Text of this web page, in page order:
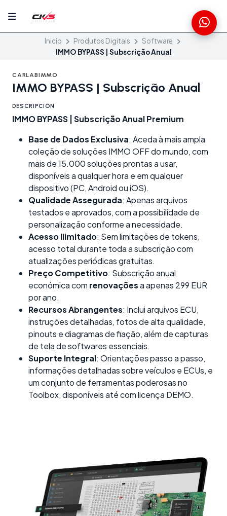
Inicio Produtos Digitais
Software
IMMO BYPASS | Subscrição Anual
CARLABIMMO
IMMO BYPASS | Subscrição Anual
DESCRIPCIÓN
IMMO BYPASS | Subscrição Anual Premium
Base de Dados Exclusiva: Aceda à mais ampla
coleção de soluções IMMO OFF do mundo, com
mais de 15.000 soluções prontas a usar,
disponíveis a qualquer hora e em qualquer
dispositivo (PC, Android ou iOS).
Qualidade Assegurada: Apenas arquivos
testados e aprovados, com a possibilidade de
personalização conforme a necessidade.
Acesso Ilimitado: Sem limitações de tokens,
acesso total durante toda a subscrição com
atualizações periódicas gratuitas.
Preço Competitivo: Subscrição anual
económica com renovaçõesa apenas 299 EUR
por ano.
Recursos Abrangentes: Inclui arquivos ECU,
instruções detalhadas, fotos de alta qualidade,
pinouts e diagramas de fiação, além de capturas
de tela de softwares essenciais.
Suporte Integral: Orientações passo a passo,
informações detalhadas sobre veículos e ECUs, e
um conjunto de ferramentas poderosas no
Toolbox, disponíveis até com licença DEMO.